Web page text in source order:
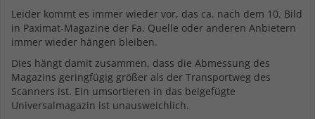
Leider kommt es immer wieder vor, das ca. nach dem 10. Bild
in Paximat-Magazine der Fa. Quelle oder anderen Anbietern
immer wieder hängen bleiben.
Dies hängt damit zusammen, dass die Abmessung des
Magazins geringfügig größer als der Transportweg des
Scanners ist. Ein umsortieren in das beigefügte
Universalmagazin ist unausweichlich.